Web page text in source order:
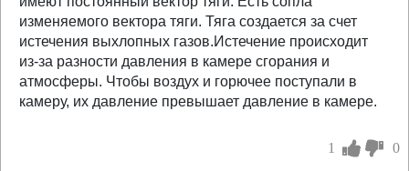
изменяемого вектора тяги. Тяга создается за счет
истечения выхлопных газов.Истечение происходит
из-за разности давления в камере сгорания и
атмосферы. Чтобы воздух и горючее поступали в
камеру, их давление превышает давление в камере.
1 0